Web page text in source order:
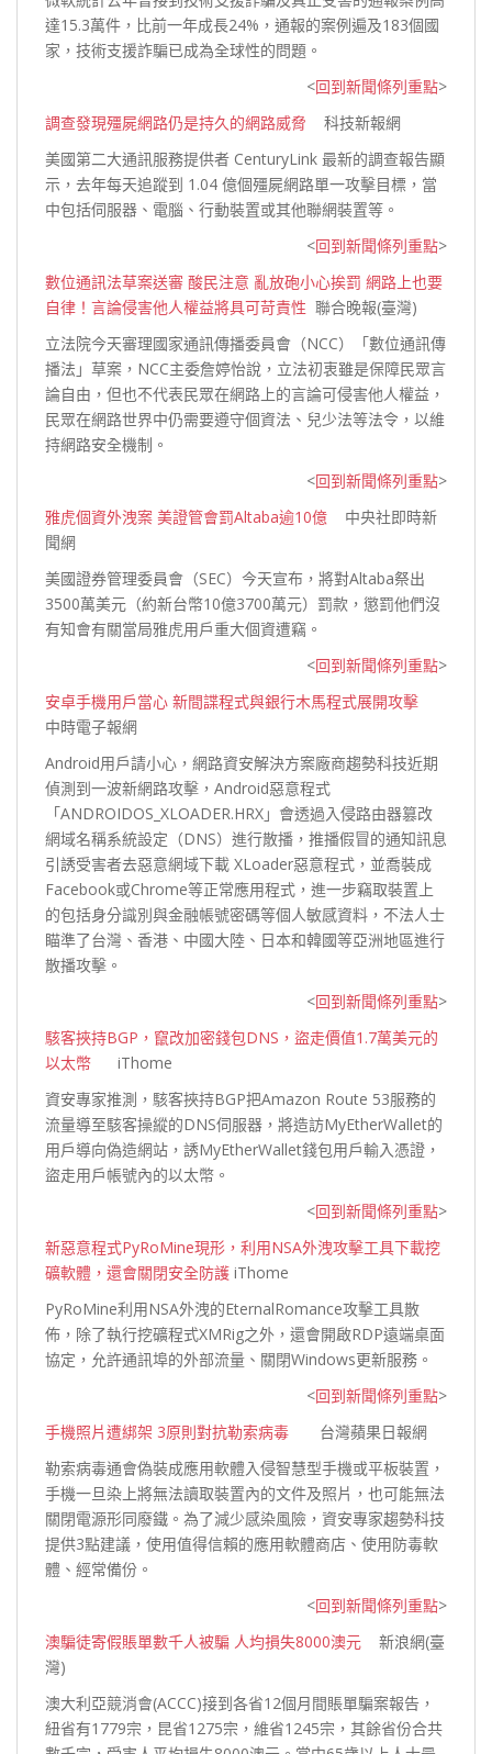
達15.3萬件，比前一年成長24%，通報的案例遍及183個國
家，技術支援詐騙已成為全球性的問題。
<回到新聞條列重點>
調查發現殭屍網路仍是持久的網路威脅 科技新報網
美國第二大通訊服務提供者 CenturyLink 最新的調查報告顯
示，去年每天追蹤到 1.04 億個殭屍網路單一攻擊目標，當
中包括伺服器、電腦、行動裝置或其他聯網裝置等。
<回到新聞條列重點>
數位通訊法草案送審 酸民注意 亂放砲小心挨罰 網路上也要
自律！言論侵害他人權益將具可苛責性 聯合晚報(臺灣)
立法院今天審理國家通訊傳播委員會（NCC）「數位通訊傳
播法」草案，NCC主委詹婷怡說，立法初衷雖是保障民眾言
論自由，但也不代表民眾在網路上的言論可侵害他人權益，
民眾在網路世界中仍需要遵守個資法、兒少法等法令，以維
持網路安全機制。
<回到新聞條列重點>
雅虎個資外洩案 美證管會罰Altaba逾10億 中央社即時新
聞網
美國證券管理委員會（SEC）今天宣布，將對Altaba祭出
3500萬美元（約新台幣10億3700萬元）罰款，懲罰他們沒
有知會有關當局雅虎用戶重大個資遭竊。
<回到新聞條列重點>
安卓手機用戶當心 新間諜程式與銀行木馬程式展開攻擊
中時電子報網
Android用戶請小心，網路資安解決方案廠商趨勢科技近期
偵測到一波新網路攻擊，Android惡意程式
「ANDROIDOS_XLOADER.HRX」會透過入侵路由器篡改
網域名稱系統設定（DNS）進行散播，推播假冒的通知訊息
引誘受害者去惡意網域下載 XLoader惡意程式，並喬裝成
Facebook或Chrome等正常應用程式，進一步竊取裝置上
的包括身分識別與金融帳號密碼等個人敏感資料，不法人士
瞄準了台灣、香港、中國大陸、日本和韓國等亞洲地區進行
散播攻擊。
<回到新聞條列重點>
駭客挾持BGP，竄改加密錢包DNS，盜走價值1.7萬美元的
以太幣 iThome
資安專家推測，駭客挾持BGP把Amazon Route 53服務的
流量導至駭客操縱的DNS伺服器，將造訪MyEtherWallet的
用戶導向偽造網站，誘MyEtherWallet錢包用戶輸入憑證，
盜走用戶帳號內的以太幣。
<回到新聞條列重點>
新惡意程式PyRoMine現形，利用NSA外洩攻擊工具下載挖
礦軟體，還會關閉安全防護 iThome
PyRoMine利用NSA外洩的EternalRomance攻擊工具散
佈，除了執行挖礦程式XMRig之外，還會開啟RDP遠端桌面
協定，允許通訊埠的外部流量、關閉Windows更新服務。
<回到新聞條列重點>
手機照片遭綁架 3原則對抗勒索病毒 台灣蘋果日報網
勒索病毒通會偽裝成應用軟體入侵智慧型手機或平板裝置，
手機一旦染上將無法讀取裝置內的文件及照片，也可能無法
關閉電源形同廢鐵。為了減少感染風險，資安專家趨勢科技
提供3點建議，使用值得信賴的應用軟體商店、使用防毒軟
體、經常備份。
<回到新聞條列重點>
澳騙徒寄假賬單數千人被騙 人均損失8000澳元 新浪網(臺
灣)
澳大利亞競消會(ACCC)接到各省12個月間賬單騙案報告，
紐省有1779宗，昆省1275宗，維省1245宗，其餘省份合共